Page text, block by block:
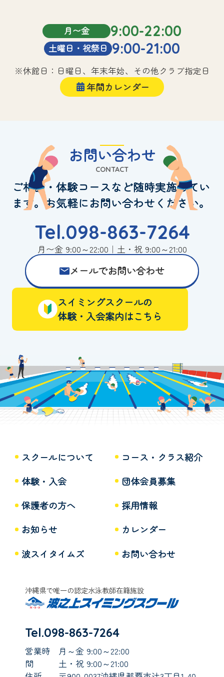
月〜金 9:00-22:00
土曜日・祝祭日 9:00-21:00
※休館日：日曜日、年末年始、その他クラブ指定日
年間カレンダー
お問い合わせ
CONTACT
ご相談・体験コースなど随時実施してい
ます。お気軽にお問い合わせください。
Tel.098-863-7264
月〜金 9:00～22:00｜土・祝 9:00～21:00
メールでお問い合わせ
スイミングスクールの
体験・入会案内はこちら
スクールについて
コース・クラス紹介
体験・入会
団体会員募集
保護者の方へ
採用情報
お知らせ
カレンダー
波スイタイムズ
お問い合わせ
沖縄県で唯一の認定水泳教師在籍施設
Tel.098-863-7264
営業時
間
月～金 9:00～22:00
土・祝 9:00～21:00